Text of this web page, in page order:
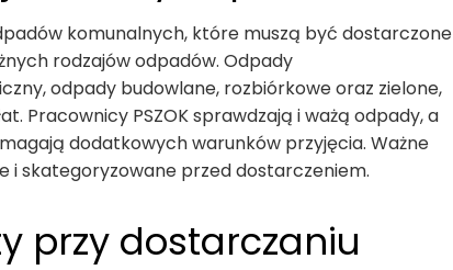
komunalnych, które muszą być dostarczone
rodzajów odpadów. Odpady
odpady budowlane, rozbiórkowe oraz zielone,
Pracownicy PSZOK sprawdzają i ważą odpady, a
dodatkowych warunków przyjęcia. Ważne
i skategoryzowane przed dostarczeniem.
przy dostarczaniu